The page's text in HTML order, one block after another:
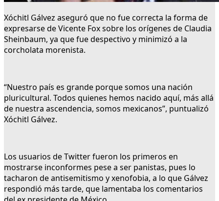
Xóchitl Gálvez aseguró que no fue correcta la forma de
expresarse de Vicente Fox sobre los orígenes de Claudia
Sheinbaum, ya que fue despectivo y minimizó a la
corcholata morenista.
“Nuestro país es grande porque somos una nación
pluricultural. Todos quienes hemos nacido aquí, más allá
de nuestra ascendencia, somos mexicanos”, puntualizó
Xóchitl Gálvez.
Los usuarios de Twitter fueron los primeros en
mostrarse inconformes pese a ser panistas, pues lo
tacharon de antisemitismo y xenofobia, a lo que Gálvez
respondió más tarde, que lamentaba los comentarios